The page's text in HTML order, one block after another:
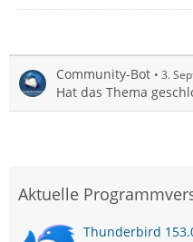
Community-Bot 3.
Hat das Thema
Aktuelle
Thunderbird